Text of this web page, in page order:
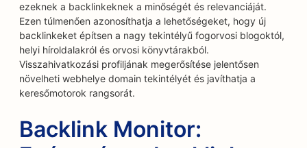
ezeknek a backlinkeknek a minőségét és relevanciáját.
Ezen túlmenően azonosíthatja a lehetőségeket, hogy új
backlinkeket építsen a nagy tekintélyű fogorvosi blogoktól,
helyi híroldalakról és orvosi könyvtárakból.
Visszahivatkozási profiljának megerősítése jelentősen
növelheti webhelye domain tekintélyét és javíthatja a
keresőmotorok rangsorát.
Backlink Monitor: